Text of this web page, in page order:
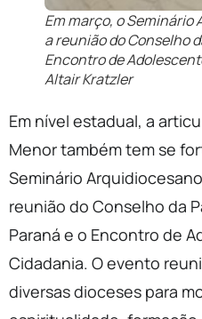
Em março, o Seminário
a reunião do Conselho
Encontro de
Altair Kratzler
Em nível estadual, a
Menor também tem se
Seminário
reunião do Conselho da
Paraná e o Encontro de
Cidadania. O evento
diversas dioceses para